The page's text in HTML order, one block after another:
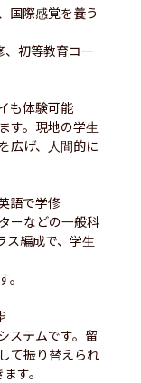
国際感覚を養う
初等教育コー
も体験可能
す。現地の学生
広げ、人間的に
語で学修
ーなどの一般科
ス編成で、学生
ステムです。留
て振り替えられ
す。